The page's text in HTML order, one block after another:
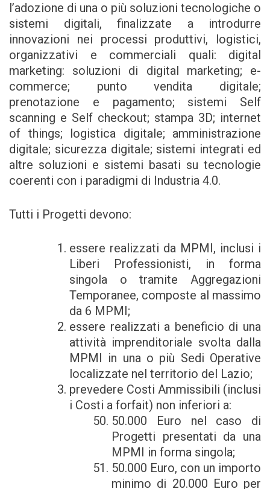
l’adozione di una o più soluzioni tecnologiche o
sistemi digitali, finalizzate a introdurre
innovazioni nei processi produttivi, logistici,
organizzativi e commerciali quali: digital
marketing: soluzioni di digital marketing; e-
commerce; punto vendita digitale;
prenotazione e pagamento; sistemi Self
scanning e Self checkout; stampa 3D; internet
of things; logistica digitale; amministrazione
digitale; sicurezza digitale; sistemi integrati ed
altre soluzioni e sistemi basati su tecnologie
coerenti con i paradigmi di Industria 4.0.
Tutti i Progetti devono:
essere realizzati da MPMI, inclusi i
Liberi Professionisti, in forma
singola o tramite Aggregazioni
Temporanee, composte al massimo
da 6 MPMI;
essere realizzati a beneficio di una
attività imprenditoriale svolta dalla
MPMI in una o più Sedi Operative
localizzate nel territorio del Lazio;
prevedere Costi Ammissibili (inclusi
i Costi a forfait) non inferiori a:
50.000 Euro nel caso di
Progetti presentati da una
MPMI in forma singola;
50.000 Euro, con un importo
minimo di 20.000 Euro per